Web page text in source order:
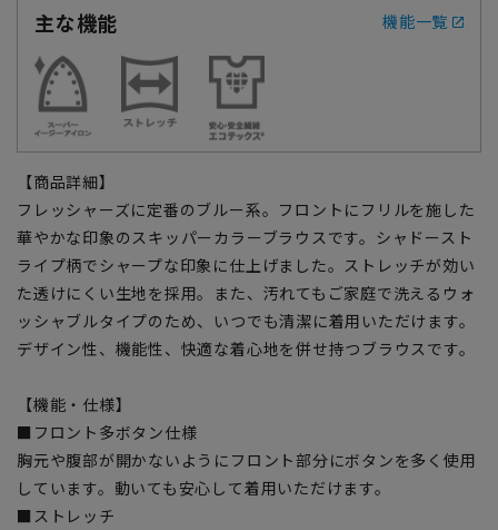
主な機能
機能一覧
【商品詳細】
フレッシャーズに定番のブルー系。フロントにフリルを施した
華やかな印象のスキッパーカラーブラウスです。シャドースト
ライプ柄でシャープな印象に仕上げました。ストレッチが効い
た透けにくい生地を採用。また、汚れてもご家庭で洗えるウォ
ッシャブルタイプのため、いつでも清潔に着用いただけます。
デザイン性、機能性、快適な着心地を併せ持つブラウスです。
【機能・仕様】
■フロント多ボタン仕様
胸元や腹部が開かないようにフロント部分にボタンを多く使用
しています。動いても安心して着用いただけます。
■ストレッチ